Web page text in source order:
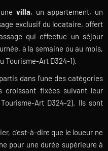
villa, un appartement, un
exclusif du locataire, offert
qui effectue un séjour
à la semaine ou au mois,
Tourisme-Art D324-1).
dans l’une des catégories
croissant fixées suivant leur
Art D324-2). Ils sont
c’est-à-dire que le loueur ne
pour une durée supérieure à